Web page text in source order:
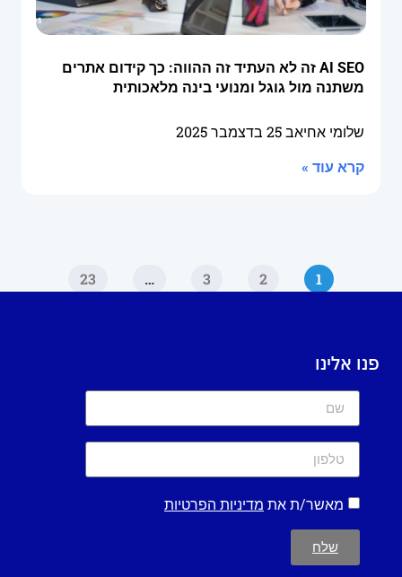
AI SEO זה לא העתיד זה ההווה: כך קידום אתרים
משתנה מול גוגל ומנועי בינה מלאכותית
שלומי אחיאב25 בדצמבר 2025
קרא עוד »
1
2
3
…
23
פנו אלינו
מאשר/ת את מדיניות הפרטיות
שלח